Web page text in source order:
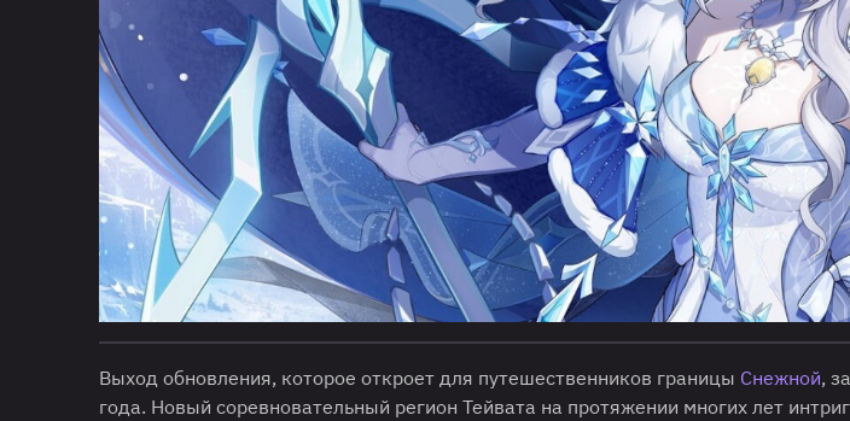
Выход обновления, которое откроет для путешественников границы Снежной,
года. Новый соревновательный регион Тейвата на протяжении многих лет